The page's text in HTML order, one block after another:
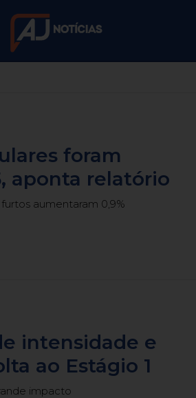
alto: A
alto: A grandeza da Vila
de janeiro de 2027
foram
aponta relatório
aumentaram 0,9%
intensidade e
ao Estágio 1
impacto